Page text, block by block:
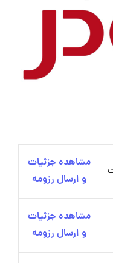
مشاهده جزئیات
و ارسال رزومه
مشاهده جزئیات
و ارسال رزومه